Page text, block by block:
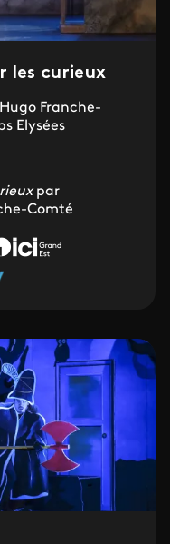
les curieux
Franche-
Elysées
par
Comté